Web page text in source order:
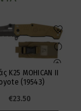
K25 MOHICAN II
(19543)
€23.50